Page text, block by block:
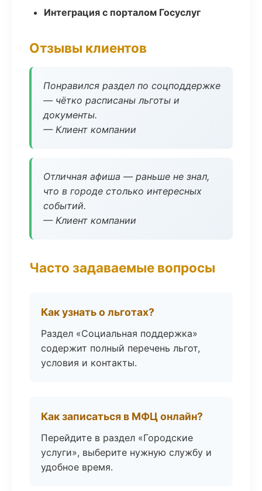
Интеграция с порталом Госуслуг
Отзывы клиентов
Понравился раздел по соцподдержке
— чётко расписаны льготы и
документы.
— Клиент компании
Отличная афиша — раньше не знал,
что в городе столько интересных
событий.
— Клиент компании
Часто задаваемые вопросы
Как узнать о льготах?
Раздел «Социальная поддержка»
содержит полный перечень льгот,
условия и контакты.
Как записаться в МФЦ онлайн?
Перейдите в раздел «Городские
услуги», выберите нужную службу и
удобное время.